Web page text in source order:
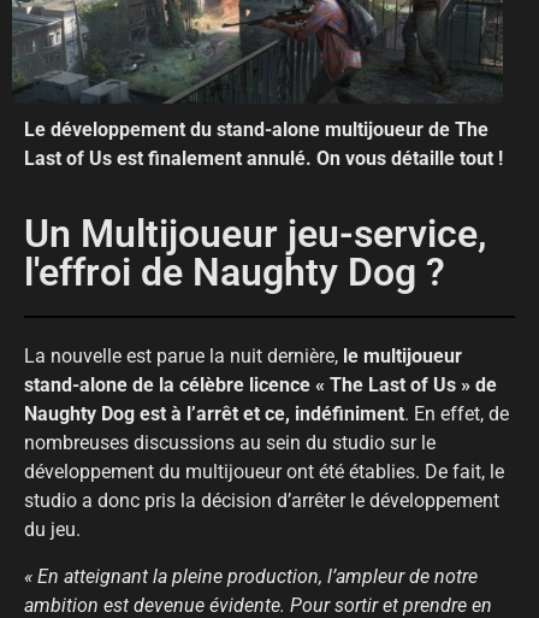
Le développement du stand-alone multijoueur de The
Last of Us est finalement annulé. On vous détaille tout !
Un Multijoueur jeu-service,
l'effroi de Naughty Dog ?
La nouvelle est parue la nuit dernière, le multijoueur
stand-alone de la célèbre licence « The Last of Us » de
Naughty Dog est à l’arrêt et ce, indéfiniment. En effet, de
nombreuses discussions au sein du studio sur le
développement du multijoueur ont été établies. De fait, le
studio a donc pris la décision d’arrêter le développement
du jeu.
« En atteignant la pleine production, l’ampleur de notre
ambition est devenue évidente. Pour sortir et prendre en